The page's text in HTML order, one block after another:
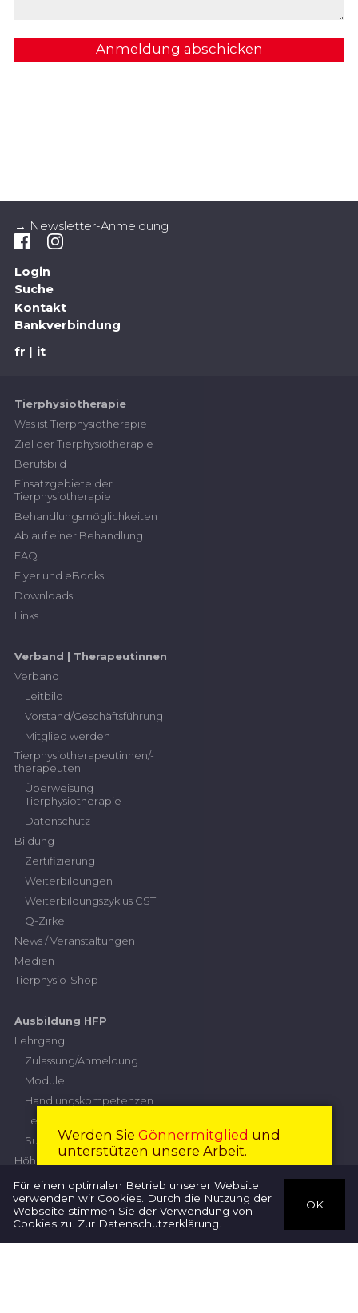
Therapeuten
Anmeldung abschicken
→ Newsletter-Anmeldung
Login
Suche
Kontakt
Bankverbindung
fr
it
Tierphysiotherapie
Was ist Tierphysiotherapie
Ziel der Tierphysiotherapie
Berufsbild
Einsatzgebiete der
Tierphysiotherapie
Behandlungsmöglichkeiten
Ablauf einer Behandlung
FAQ
Flyer und eBooks
Downloads
Links
Verband | Therapeutinnen
Verband
Leitbild
Vorstand/Geschäftsführung
Mitglied werden
Tierphysiotherapeutinnen/-
therapeuten
Überweisung
Tierphysiotherapie
Datenschutz
Bildung
Zertifizierung
Weiterbildungen
Weiterbildungszyklus CST
Q-Zirkel
News / Veranstaltungen
Medien
Tierphysio-Shop
Ausbildung HFP
Lehrgang
Zulassung/Anmeldung
Module
Handlungskompetenzen
Leistungskriterien
Subventionierung
Höhere Fachprüfung
Prüfungskommission
Anmeldung
Prüfungsordnung
Wegleitung
Werden Sie Gönnermitglied und
unterstützen unsere Arbeit.
Mitglied werden Schliessen
Für einen optimalen Betrieb unserer Website
verwenden wir Cookies. Durch die Nutzung der
Webseite stimmen Sie der Verwendung von
Cookies zu. Zur Datenschutzerklärung
OK